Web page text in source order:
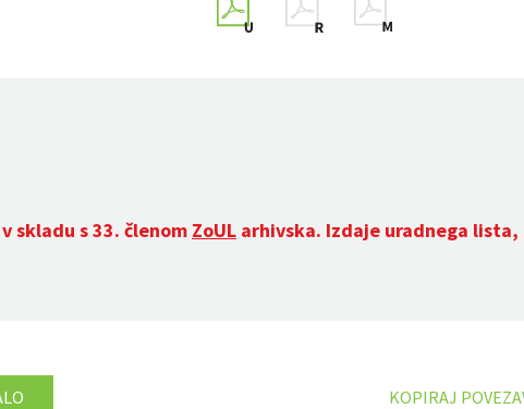
skladu s 33. členom ZoUL arhivska. Izdaje uradnega lista,
KOPIRAJ